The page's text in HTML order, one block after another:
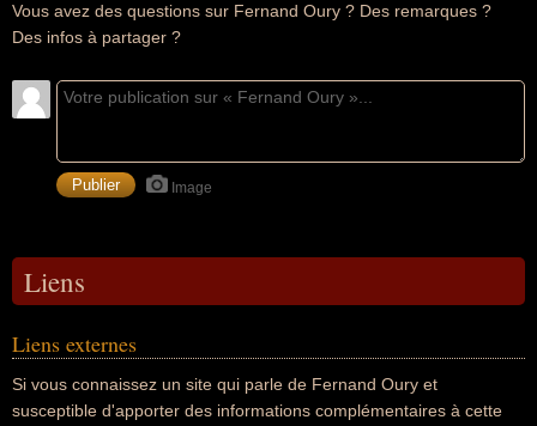
Vous avez des questions sur Fernand Oury ? Des remarques ?
Des infos à partager ?
Image
Liens
Liens externes
Si vous connaissez un site qui parle de Fernand Oury et
susceptible d'apporter des informations complémentaires à cette